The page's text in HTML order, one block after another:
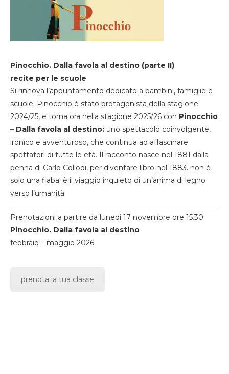
Pinocchio. Dalla favola al destino (parte II)
recite per le scuole
Si rinnova l’appuntamento dedicato a bambini, famiglie e
scuole. Pinocchio è stato protagonista della stagione
2024/25, e torna ora nella stagione 2025/26 con Pinocchio
– Dalla favola al destino: uno spettacolo coinvolgente,
ironico e avventuroso, che continua ad affascinare
spettatori di tutte le età. Il racconto nasce nel 1881 dalla
penna di Carlo Collodi, per diventare libro nel 1883. non è
solo una fiaba: è il viaggio inquieto di un’anima di legno
verso l’umanità.
Prenotazioni a partire da lunedi 17 novembre ore 15.30
Pinocchio. Dalla favola al destino
febbraio – maggio 2026
prenota la tua classe